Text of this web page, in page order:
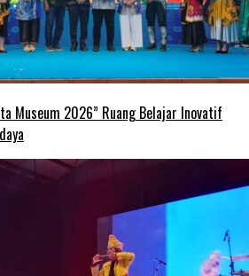
Museum 2026” Ruang Belajar Inovatif